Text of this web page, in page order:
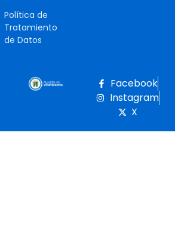
Política de
Tratamiento
de Datos
Facebook
Instagram
X